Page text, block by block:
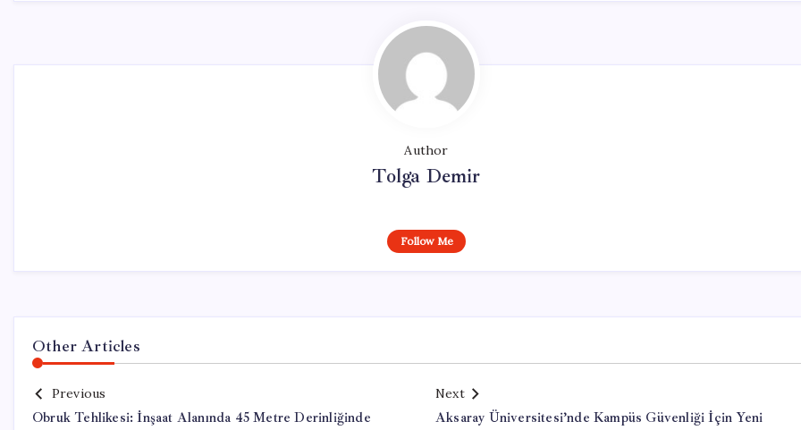
Author
Tolga Demir
Follow Me
Other Articles
Previous
Obruk Tehlikesi: İnşaat Alanında 45 Metre Derinliğinde
Next
Aksaray Üniversitesi’nde Kampüs Güvenliği İçin Yeni